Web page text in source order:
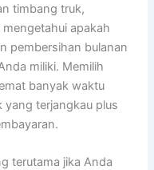
timbang truk,
apakah
pembersihan bulanan
miliki. Memilih
banyak waktu
yang terjangkau plus
terutama jika Anda